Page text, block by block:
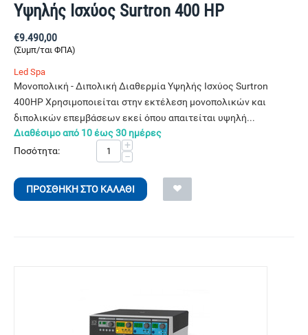
Υψηλής Ισχύος Surtron 400 HP
€9.490,00
(Συμπ/ται ΦΠΑ)
Led Spa
Μονοπολική - Διπολική Διαθερμία Υψηλής Ισχύος Surtron
400HP Χρησιμοποιείται στην εκτέλεση μονοπολικών και
διπολικών επεμβάσεων εκεί όπου απαιτείται υψηλή...
Διαθέσιμο από 10 έως 30 ημέρες
Ποσότητα:
+
−
ΠΡΟΣΘΉΚΗ ΣΤΟ ΚΑΛΆΘΙ